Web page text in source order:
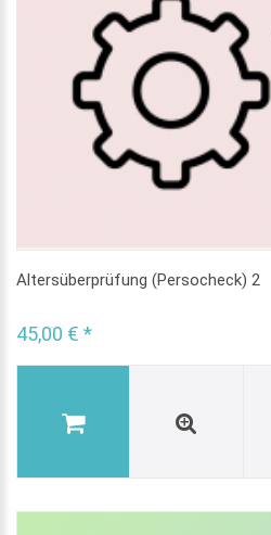
Altersüberprüfung (Persocheck) 2
45,00 € *